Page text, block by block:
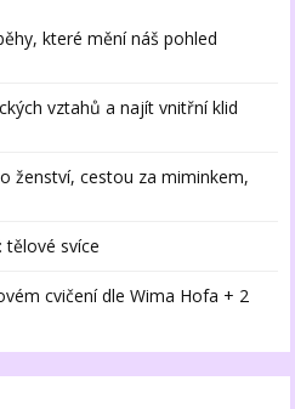
které mění náš pohled
vztahů a najít vnitřní klid
ženství, cestou za miminkem,
tělové svíce
cvičení dle Wima Hofa + 2